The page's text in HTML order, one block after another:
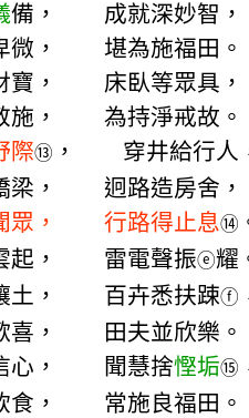
備， 成就深妙智，
微， 堪為施福田。
寶， 床臥等眾具，
施， 為持淨戒故。
際⑬ ， 穿井給行人
梁， 迥路造房舍，
眾， 行路得止息⑭
起， 雷電聲振ⓔ耀
土， 百卉悉扶踈ⓕ
喜， 田夫並欣樂。
心， 聞慧捨慳垢⑮
食， 常施良福田。